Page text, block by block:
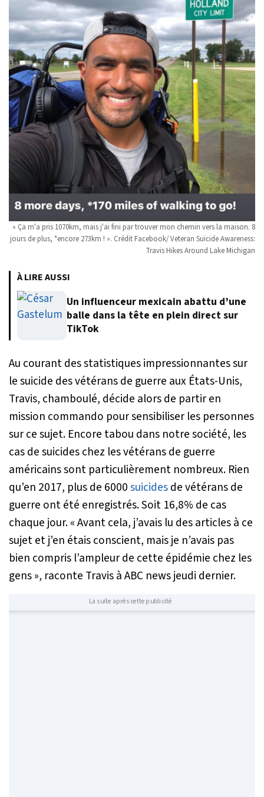
« Ça m'a pris 1070km, mais j'ai fini par trouver mon chemin vers la maison. 8
jours de plus, *encore 273km ! ». Crédit Facebook/ Veteran Suicide Awareness:
Travis Hikes Around Lake Michigan
À LIRE AUSSI
Un influenceur mexicain abattu d’une
balle dans la tête en plein direct sur
TikTok
Au courant des statistiques impressionnantes sur
le suicide des vétérans de guerre aux États-Unis,
Travis, chamboulé, décide alors de partir en
mission commando pour sensibiliser les personnes
sur ce sujet. Encore tabou dans notre société, les
cas de suicides chez les vétérans de guerre
américains sont particulièrement nombreux. Rien
qu’en 2017, plus de 6000suicidesde vétérans de
guerre ont été enregistrés. Soit 16,8% de cas
chaque jour. «Avant cela, j’avais lu des articles à ce
sujet et j’en étais conscient, mais je n’avais pas
bien compris l’ampleur de cette épidémie chez les
gens», raconte Travis à ABC news jeudi dernier.
La suite après cette publicité